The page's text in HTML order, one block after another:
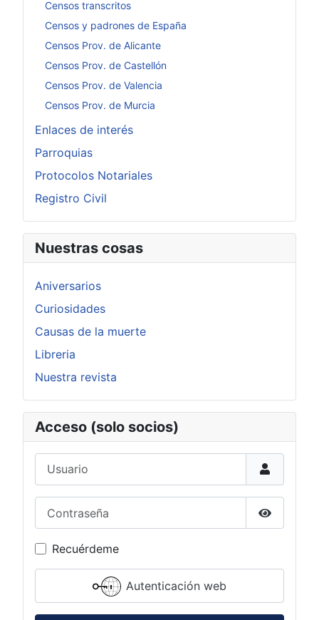
Censos transcritos
Censos y padrones de España
Censos Prov. de Alicante
Censos Prov. de Castellón
Censos Prov. de Valencia
Censos Prov. de Murcia
Enlaces de interés
Parroquias
Protocolos Notariales
Registro Civil
Nuestras cosas
Aniversarios
Curiosidades
Causas de la muerte
Libreria
Nuestra revista
Acceso (solo socios)
Mostrar
Recuérdeme
Autenticación web